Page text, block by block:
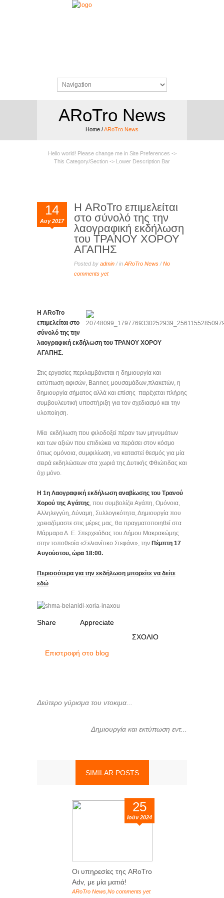
ARoTro News
Home /ARoTro News
Hello world! Please change me in Site Preferences ->
This Category/Section -> Lower Description Bar
14
Αυγ 2017
Η ARoTro επιμελείται
στο σύνολό της την
λαογραφική εκδήλωση
του ΤΡΑΝΟΥ ΧΟΡΟΥ
ΑΓΑΠΗΣ
Posted by admin / in ARoTro News /No
comments yet
Η ARoTro
επιμελείται στο
σύνολό της την
λαογραφική εκδήλωση του ΤΡΑΝΟΥ ΧΟΡΟΥ
ΑΓΑΠΗΣ.
Στις εργασίες περιλαμβάνεται η δημιουργία και
εκτύπωση αφισών, Banner, μουσαμάδων,πλακετών, η
δημιουργία σήματος αλλά και επίσης παρέχεται πλήρης
συμβουλευτική υποστήριξη για τον σχεδιασμό και την
υλοποίηση.
Μία εκδήλωση που φιλοδοξεί πέραν των μηνυμάτων
και των αξιών που επιδιώκει να περάσει στον κόσμο
όπως ομόνοια, συμφιλίωση, να καταστεί θεσμός για μία
σειρά εκδηλώσεων στα χωριά της Δυτικής Φθιώτιδας και
όχι μόνο.
Η 1η Λαογραφική εκδήλωση αναβίωσης του Τρανού
Χορού της Αγάπης, που συμβολίζει Αγάπη, Ομόνοια,
Αλληλεγγύη, Δύναμη, Συλλογικότητα, Δημιουργία που
χρειαζόμαστε στις μέρες μας, θα πραγματοποιηθεί στα
Μάρμαρα Δ. Ε. Σπερχειάδας του Δήμου Μακρακώμης
στην τοποθεσία «Σελιανίτικο Στεφάνι», την Πέμπτη 17
Αυγούστου, ώρα 18:00.
Περισσότερα για την εκδήλωση μπορείτε να δείτε
εδώ
Share
Appreciate
ΣΧΟΛΙΟ
Επιστροφή στο blog
Δεύτερο γύρισμα του ντοκιμα...
Δημιουργία και εκτύπωση εντ...
SIMILAR POSTS
25
Ιούν 2024
Οι υπηρεσίες της ARoTro
Adv, με μία ματιά!
ARoTro News No comments yet